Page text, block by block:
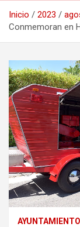
Inicio 2023
Conmemoran en
AYUNTAMIENTO